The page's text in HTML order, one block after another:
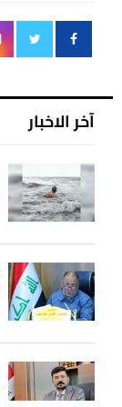
آخر الاخبار